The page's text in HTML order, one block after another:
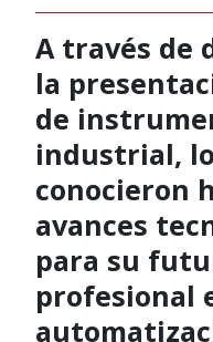
A través de
la
de
industrial,
conocieron
avances
para su
profesional